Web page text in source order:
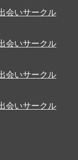
会いサークル
会いサークル
会いサークル
会いサークル